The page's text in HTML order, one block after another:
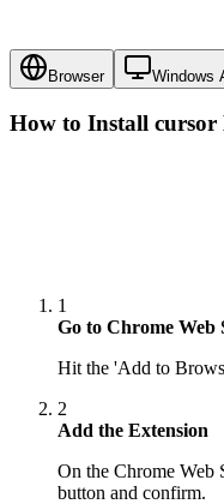
Browser Windows
How to Install cursor
1
Go to Chrome Web
Hit the 'Add to
2
Add the Extension
On the Chrome Web
button and confirm.